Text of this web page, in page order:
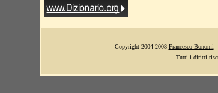
Copyright 2004-2008 Francesco Bonomi
Tutti i diritti